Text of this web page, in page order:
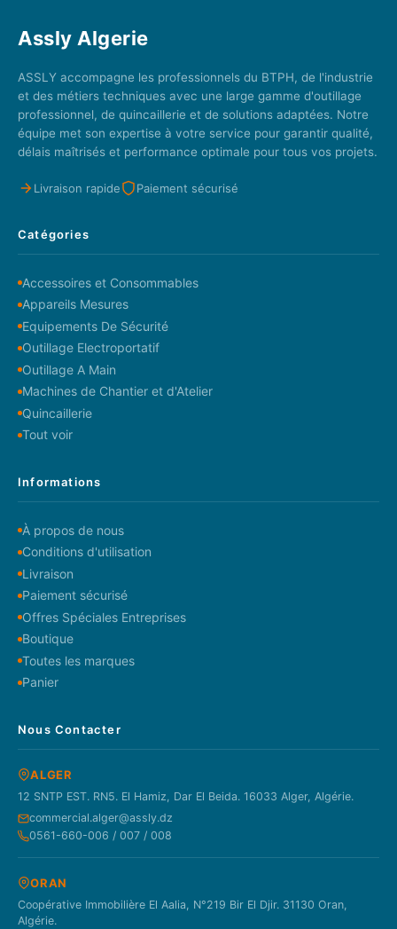
Assly Algerie
ASSLY accompagne les professionnels du BTPH, de l'industrie
et des métiers techniques avec une large gamme d'outillage
professionnel, de quincaillerie et de solutions adaptées. Notre
équipe met son expertise à votre service pour garantir qualité,
délais maîtrisés et performance optimale pour tous vos projets.
Livraison rapide Paiement sécurisé
Catégories
Accessoires et Consommables
Appareils Mesures
Equipements De Sécurité
Outillage Electroportatif
Outillage A Main
Machines de Chantier et d'Atelier
Quincaillerie
Tout voir
Informations
À propos de nous
Conditions d'utilisation
Livraison
Paiement sécurisé
Offres Spéciales Entreprises
Boutique
Toutes les marques
Panier
Nous Contacter
ALGER
12 SNTP EST. RN5. El Hamiz, Dar El Beida. 16033 Alger, Algérie.
commercial.alger@assly.dz
0561-660-006 / 007 / 008
ORAN
Coopérative Immobilière El Aalia, N°219 Bir El Djir. 31130 Oran,
Algérie.